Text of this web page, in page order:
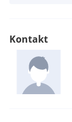
Kontakt